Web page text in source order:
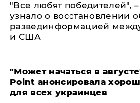
​"Все любят победителей",
узнало о восстановлении
развединформацией
и США
"Может начаться в
Point анонсировала
для всех украинцев